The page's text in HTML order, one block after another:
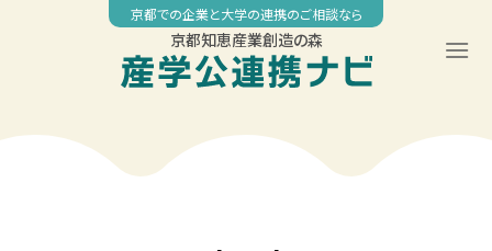
京都での企業と大学の連携のご相談なら
京都知恵産業創造の森